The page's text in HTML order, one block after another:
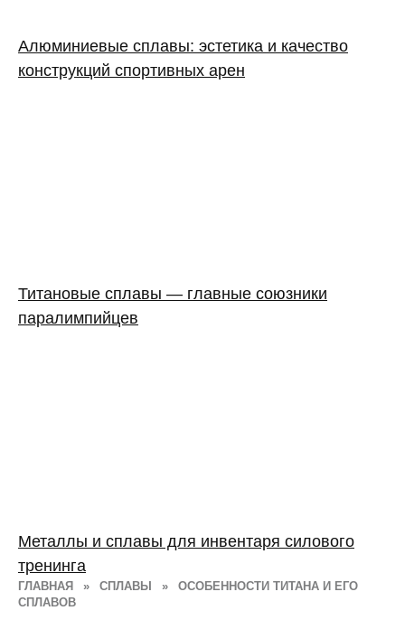
ГЛАВНАЯ » СПЛАВЫ »
ОСОБЕННОСТИ ТИТАНА И ЕГО
СПЛАВОВ
Алюминиевые сплавы: эстетика и качество
конструкций спортивных арен
Титановые сплавы — главные союзники
паралимпийцев
Металлы и сплавы для инвентаря силового
тренинга